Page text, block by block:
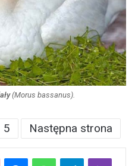
(Morus bassanus).
5 Następna strona
MessengerWhatsAppTelegramViber